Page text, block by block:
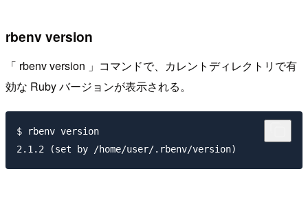
rbenv version
「 rbenv version 」コマンドで、カレントディレクトリで有
効な Ruby バージョンが表示される。
$ rbenv version